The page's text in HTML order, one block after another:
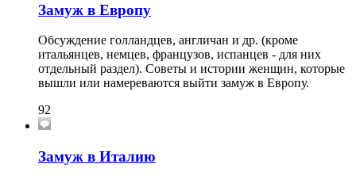
Замуж в Европу
Обсуждение голландцев, англичан и др. (кроме
итальянцев, немцев, французов, испанцев - для них
отдельный раздел). Советы и истории женщин, которые
вышли или намереваются выйти замуж в Европу.
92
Замуж в Италию